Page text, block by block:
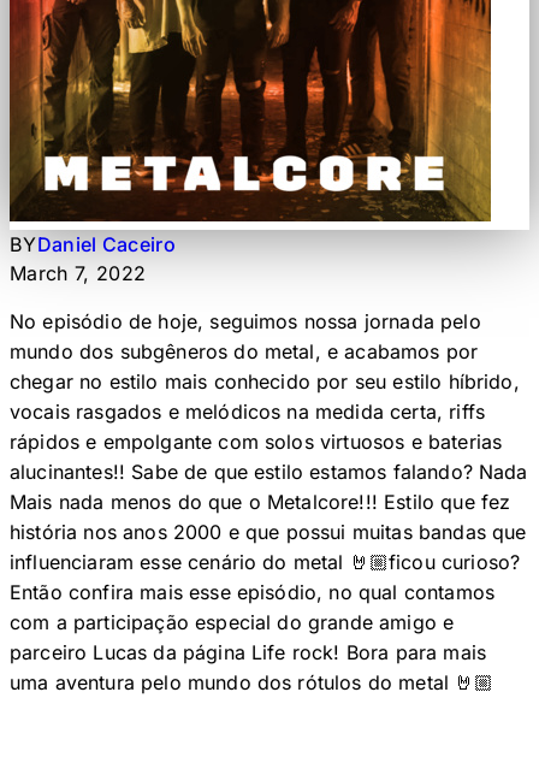
BYDaniel Caceiro
March 7, 2022
No episódio de hoje, seguimos nossa jornada pelo
mundo dos subgêneros do metal, e acabamos por
chegar no estilo mais conhecido por seu estilo híbrido,
vocais rasgados e melódicos na medida certa, riffs
rápidos e empolgante com solos virtuosos e baterias
alucinantes!! Sabe de que estilo estamos falando? Nada
Mais nada menos do que o Metalcore!!! Estilo que fez
história nos anos 2000 e que possui muitas bandas que
influenciaram esse cenário do metal 🤘🏼ficou curioso?
Então confira mais esse episódio, no qual contamos
com a participação especial do grande amigo e
parceiro Lucas da página Life rock! Bora para mais
uma aventura pelo mundo dos rótulos do metal 🤘🏼